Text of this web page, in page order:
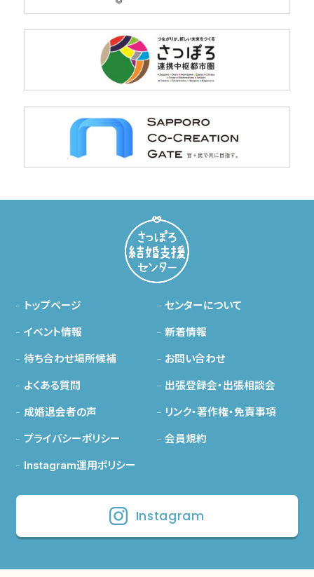
トップページ センターについて
イベント情報 新着情報
待ち合わせ場所候補 お問い合わせ
よくある質問 出張登録会・出張相談会
成婚退会者の声 リンク・著作権・免責事項
プライバシーポリシー 会員規約
Instagram運用ポリシー
Instagram